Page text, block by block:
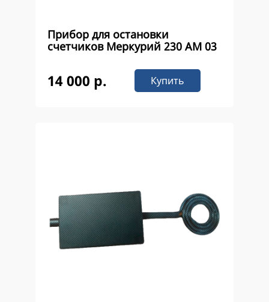
Прибор для остановки
счетчиков Меркурий 230 AM 03
14 000 р. Купить